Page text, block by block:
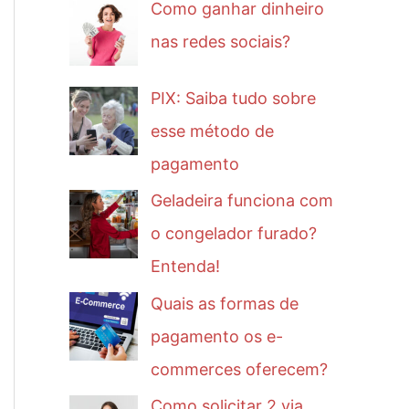
Como ganhar dinheiro
nas redes sociais?
PIX: Saiba tudo sobre
esse método de
pagamento
Geladeira funciona com
o congelador furado?
Entenda!
Quais as formas de
pagamento os e-
commerces oferecem?